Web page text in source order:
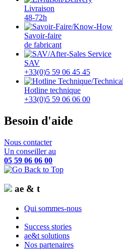
Livraison
48-72h
Savoir-faire
de fabricant
SAV
+33(0)5 59 06 45 45
Hotline technique
+33(0)5 59 06 06 00
Besoin d'aide
Nous contacter
Un conseiller au
05 59 06 06 00
ae & t
Qui sommes-nous
Success stories
ae&t solutions
Nos partenaires